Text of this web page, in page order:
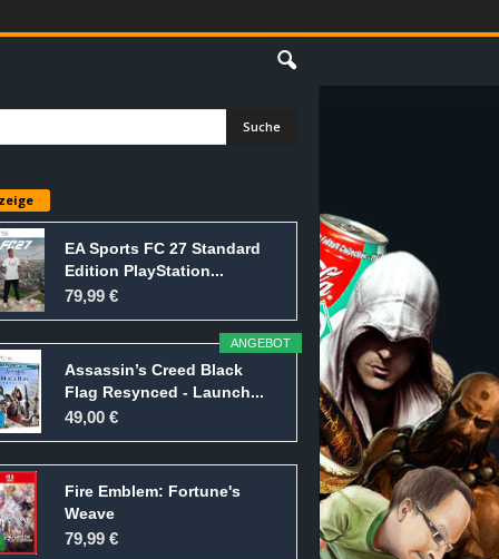
EA Sports FC 27 Standard
Edition PlayStation...
79,99 €
ANGEBOT
Assassin’s Creed Black
Flag Resynced - Launch...
49,00 €
Fire Emblem: Fortune's
Weave
79,99 €